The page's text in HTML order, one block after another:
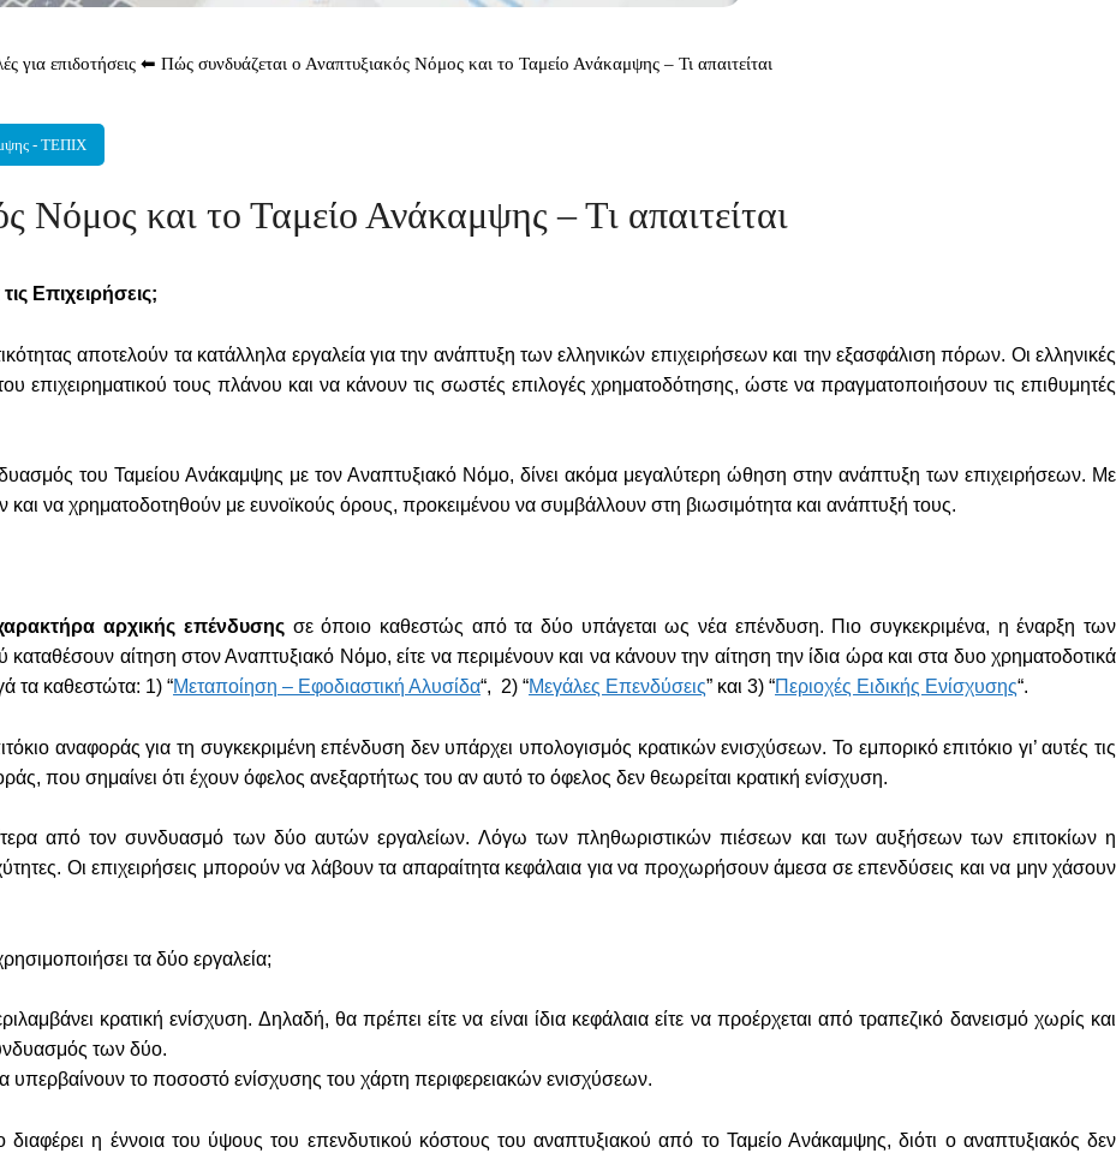
για επιδοτήσεις ⬅ Πώς συνδυάζεται ο Αναπτυξιακός Νόμος και το Ταμείο Ανάκαμψης – Τι απαιτείται
Νόμος και το Ταμείο Ανάκαμψης – Τι απαιτείται
- ΤΕΠΙΧ
Επιχειρήσεις;
αποτελούν τα κατάλληλα εργαλεία για την ανάπτυξη των ελληνικών επιχειρήσεων και την εξασφάλιση πόρων. Οι ελληνικές
επιχειρηματικού τους πλάνου και να κάνουν τις σωστές επιλογές χρηματοδότησης, ώστε να πραγματοποιήσουν τις επιθυμητές
του Ταμείου Ανάκαμψης με τον Αναπτυξιακό Νόμο, δίνει ακόμα μεγαλύτερη ώθηση στην ανάπτυξη των επιχειρήσεων. Με
να χρηματοδοτηθούν με ευνοϊκούς όρους, προκειμένου να συμβάλλουν στη βιωσιμότητα και ανάπτυξή τους.
αρχικής επένδυσηςσε όποιο καθεστώς από τα δύο υπάγεται ως νέα επένδυση. Πιο συγκεκριμένα, η έναρξη των
αίτηση στον Αναπτυξιακό Νόμο, είτε να περιμένουν και να κάνουν την αίτηση την ίδια ώρα και στα δυο χρηματοδοτικά
τα καθεστώτα: 1) “Μεταποίηση – Εφοδιαστική Αλυσίδα“, 2) “Μεγάλες Επενδύσεις” και 3) “Περιοχές Ειδικής Ενίσχυσης“.
αναφοράς για τη συγκεκριμένη επένδυση δεν υπάρχει υπολογισμός κρατικών ενισχύσεων. Το εμπορικό επιτόκιο γι’ αυτές τις
που σημαίνει ότι έχουν όφελος ανεξαρτήτως του αν αυτό το όφελος δεν θεωρείται κρατική ενίσχυση.
από τον συνδυασμό των δύο αυτών εργαλείων. Λόγω των πληθωριστικών πιέσεων και των αυξήσεων των επιτοκίων η
Οι επιχειρήσεις μπορούν να λάβουν τα απαραίτητα κεφάλαια για να προχωρήσουν άμεσα σε επενδύσεις και να μην χάσουν
τα δύο εργαλεία;
κρατική ενίσχυση. Δηλαδή, θα πρέπει είτε να είναι ίδια κεφάλαια είτε να προέρχεται από τραπεζικό δανεισμό χωρίς και
των δύο.
υπερβαίνουν το ποσοστό ενίσχυσης του χάρτη περιφερειακών ενισχύσεων.
διαφέρει η έννοια του ύψους του επενδυτικού κόστους του αναπτυξιακού από το Ταμείο Ανάκαμψης, διότι ο αναπτυξιακός δεν